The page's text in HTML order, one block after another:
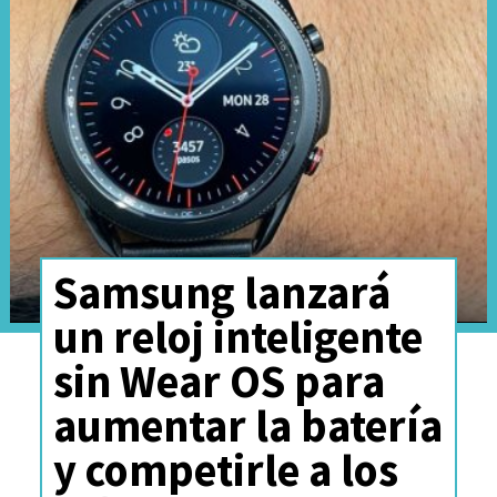
promete acelerar aún más esta
tendencia de adopción
tecnológica.
Cifras clave de ventas en Chile
Samsung lanzará
un reloj inteligente
sin Wear OS para
aumentar la batería
y competirle a los